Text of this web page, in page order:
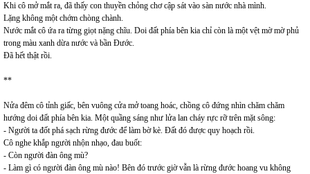
Khi cô mở mắt ra, đã thấy con thuyền chỏng chơ cập sát vào sàn nước nhà mình.
Lặng không một chớm chòng chành.
Nước mắt cô ứa ra từng giọt nặng chĩu. Doi đất phía bên kia chỉ còn là một vệt mờ mờ phủ
trong màu xanh dừa nước và bần Đước.
Đã hết thật rồi.
**
Nửa đêm cô tỉnh giấc, bên vuông cửa mở toang hoác, chồng cô đứng nhìn chăm chăm
hướng doi đất phía bên kia. Một quầng sáng như lửa lan cháy rực rỡ trên mặt sông:
- Người ta đốt phá sạch rừng đước để làm bờ kè. Đất đó được quy hoạch rồi.
Cô nghe khắp người nhộn nhạo, đau buốt:
- Còn người đàn ông mù?
- Làm gì có người đàn ông mù nào! Bên đó trước giờ vẫn là rừng đước hoang vu không